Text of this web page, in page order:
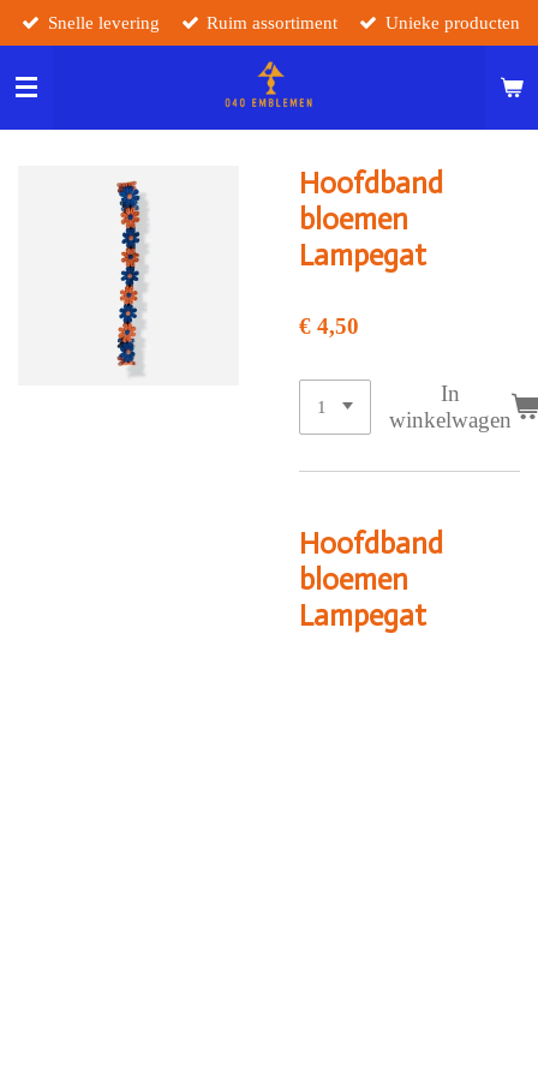
Ga
direct
naar
de
hoofdinhoud
Snelle levering Ruim assortiment Unieke producten
Hoofdband
bloemen
Lampegat
€ 4,50
In
winkelwagen
Hoofdband
bloemen
Lampegat